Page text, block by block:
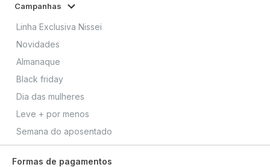
Campanhas
Linha Exclusiva Nissei
Novidades
Almanaque
Black friday
Dia das mulheres
Leve + por menos
Semana do aposentado
Formas de pagamentos